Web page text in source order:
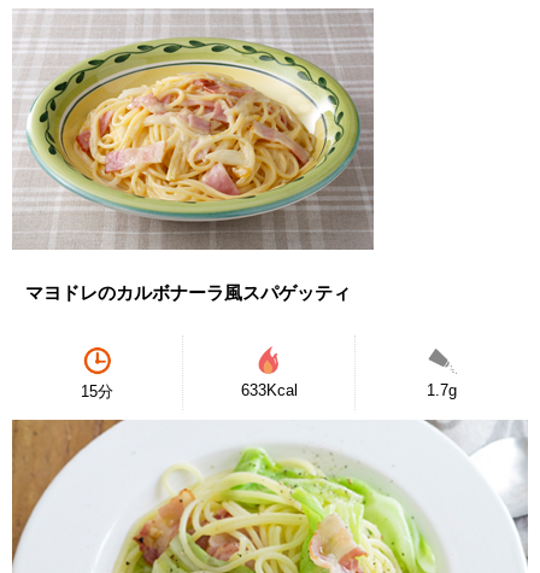
マヨドレのカルボナーラ風スパゲッティ
15分 633Kcal 1.7g